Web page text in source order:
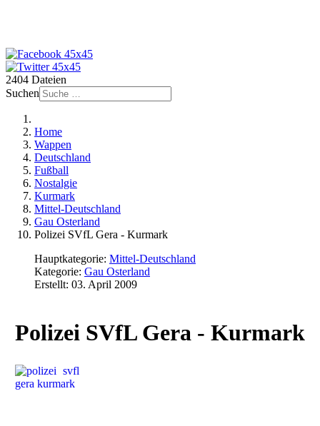
2404 Dateien
Suchen
Home
Wappen
Deutschland
Fußball
Nostalgie
Kurmark
Mittel-Deutschland
Gau Osterland
Polizei SVfL Gera - Kurmark
Hauptkategorie: Mittel-Deutschland
Kategorie: Gau Osterland
Erstellt: 03. April 2009
Polizei SVfL Gera - Kurmark